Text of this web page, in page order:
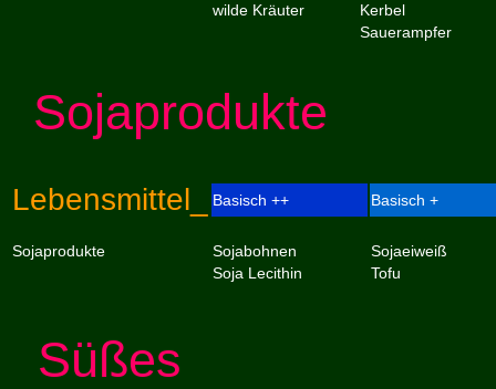
wilde Kräuter
Kerbel
Sauerampfer
Sojaprodukte
Lebensmittel_ Basisch ++ Basisch +
Sojaprodukte Sojabohnen
Sojaeiweiß
Soja Lecithin
Tofu
Süßes